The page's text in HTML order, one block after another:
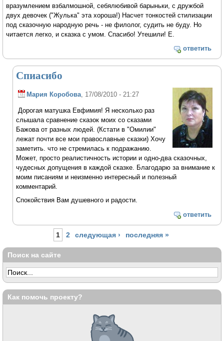
вразумлением взбалмошной, себялюбивой барыньки, с дружбой
двух девочек ("Жулька" эта хороша!) Насчет тонкостей стилизации
под сказочную народную речь - не филолог, судить не буду. Но
читается легко, и сказка с умом. Спасибо! Утешили! Е.
ответить
Спиасибо
Мария Коробова , 17/08/2010 - 21:27
Дорогая матушка Евфимия! Я несколько раз
слышала сравнение сказок моих со сказами
Бажова от разных людей. (Кстати в "Омилии"
лежат почти все мои православные сказки) Хочу
заметить. что не стремилась к подражанию.
Может, просто реалистичность истории и одно-два сказочных,
чудесных допущения в каждой сказке. Благодарю за внимание к
моим писаниям и неизменно интересный и полезный
комментарий.
Спокойствия Вам душевного и радости.
ответить
1 2 следующая › последняя »
Поиск на сайте
Как помочь проекту?